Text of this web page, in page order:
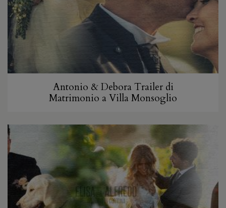
Antonio & Debora Trailer di
Matrimonio a Villa Monsoglio